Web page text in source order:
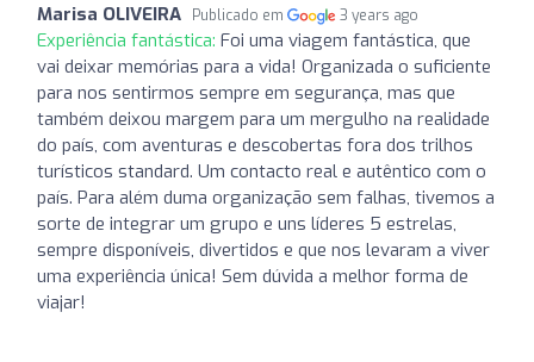
Marisa OLIVEIRA Publicado em 3 years ago
Experiência fantástica: Foi uma viagem fantástica, que
vai deixar memórias para a vida! Organizada o suficiente
para nos sentirmos sempre em segurança, mas que
também deixou margem para um mergulho na realidade
do país, com aventuras e descobertas fora dos trilhos
turísticos standard. Um contacto real e autêntico com o
país. Para além duma organização sem falhas, tivemos a
sorte de integrar um grupo e uns líderes 5 estrelas,
sempre disponíveis, divertidos e que nos levaram a viver
uma experiência única! Sem dúvida a melhor forma de
viajar!